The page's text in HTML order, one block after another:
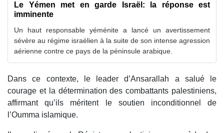
Le Yémen met en garde Israël: la réponse est
imminente
Un haut responsable yéménite a lancé un avertissement
sévère au régime israélien à la suite de son intense agression
aérienne contre ce pays de la péninsule arabique.
Dans ce contexte, le leader d’Ansarallah a salué le
courage et la détermination des combattants palestiniens,
affirmant qu’ils méritent le soutien inconditionnel de
l’Oumma islamique.